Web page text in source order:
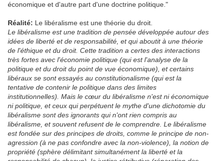
économique et d'autre part d'une doctrine politique."
Réalité: Le libéralisme est une théorie du droit.
Le libéralisme est une tradition de pensée développée autour des
idées de liberté et de responsabilité, et qui aboutit à une théorie
de l'éthique et du droit. Cette tradition a certes des interactions
très fortes avec l'économie politique (qui est l'analyse de la
politique et du droit du point de vue économique), et certains
libéraux se sont essayés au constitutionalisme (qui est la
tentative de contenir le politique dans des limites
institutionnelles). Mais le cœur du libéralisme n'est ni économique
ni politique, et ceux qui perpétuent le mythe d'une dichotomie du
libéralisme sont des ignorants qui n'ont rien compris au
libéralisme, et souvent refusent de le comprendre. Le libéralisme
est fondée sur des principes de droits, comme le principe de non-
agression (à ne pas confondre avec la non-violence), la notion de
propriété (sphère délimitant simultanément la liberté et la